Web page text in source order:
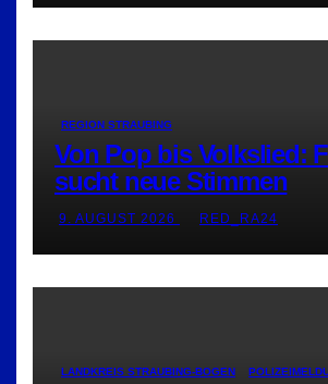
REGION STRAUBING
Von Pop bis Volkslied:
sucht neue Stimmen
9. AUGUST 2026 RED_RA24
LANDKREIS STRAUBING-BOGEN